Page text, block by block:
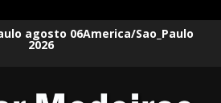
agosto 06America/Sao_Paulo
2026